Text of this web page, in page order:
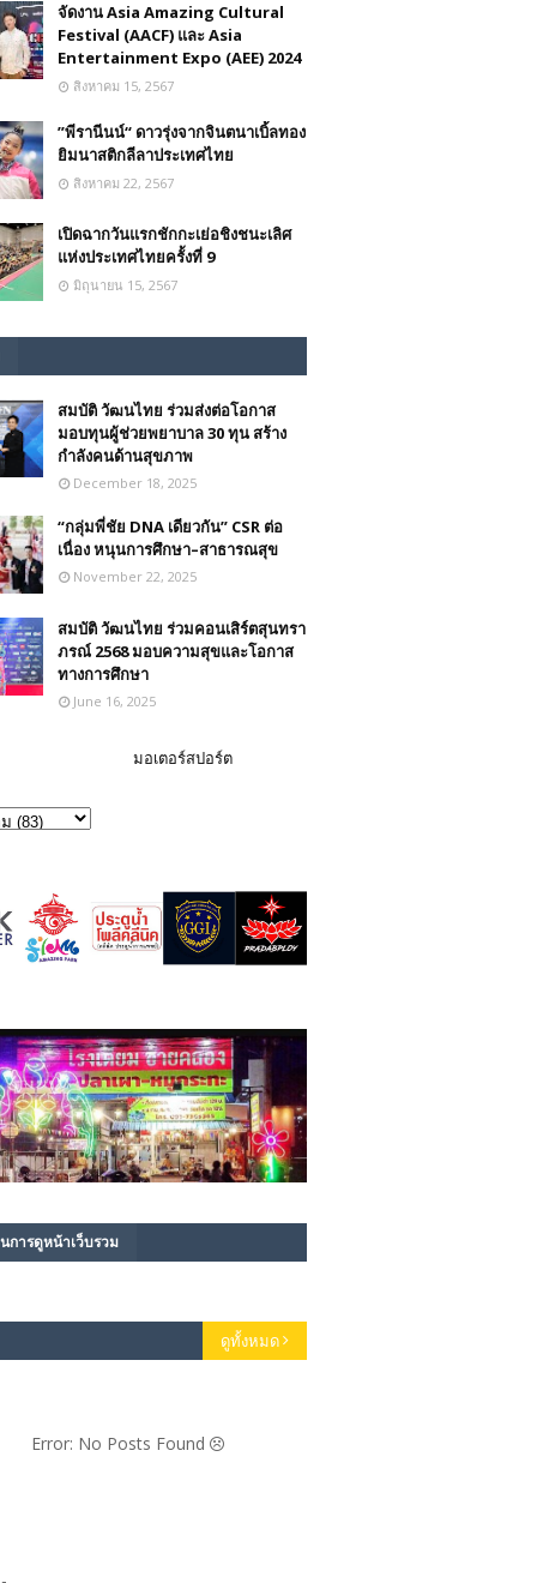
จัดงาน Asia Amazing Cultural
Festival (AACF) และ Asia
Entertainment Expo (AEE) 2024
สิงหาคม 15, 2567
”พีรานีนน์“​ ดาวรุ่งจากจินตนาเบิ้ลทอง
ยิมนาสติกลีลาประเทศไทย
สิงหาคม 22, 2567
เปิดฉากวันแรกชักกะเย่อชิงชนะเลิศ
แห่งประเทศไทยครั้งที่ 9
มิถุนายน 15, 2567
สมบัติ วัฒนไทย ร่วมส่งต่อโอกาส
มอบทุนผู้ช่วยพยาบาล 30 ทุน สร้าง
กำลังคนด้านสุขภาพ
December 18, 2025
“กลุ่มพี่ชัย DNA เดียวกัน” CSR ต่อ
เนื่อง หนุนการศึกษา–สาธารณสุข
November 22, 2025
สมบัติ วัฒนไทย ร่วมคอนเสิร์ตสุนทรา
ภรณ์ 2568 มอบความสุขและโอกาส
ทางการศึกษา
June 16, 2025
มอเตอร์สปอร์ต
การดูหน้าเว็บรวม
ดูทั้งหมด
Error: No Posts Found